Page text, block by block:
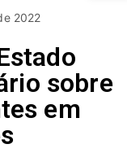
2022
sobre
em